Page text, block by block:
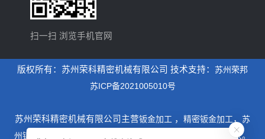
扫一扫 浏览手机官网
版权所有：苏州荣科精密机械有限公司 技术支持： 苏州荣邦
苏ICP备2021005010号
苏州荣科精密机械有限公司主营钣金加工 ， 精密钣金加工， 苏
州钣金加工
，是一家专业从事设计制造钣金加工为主的厂家。